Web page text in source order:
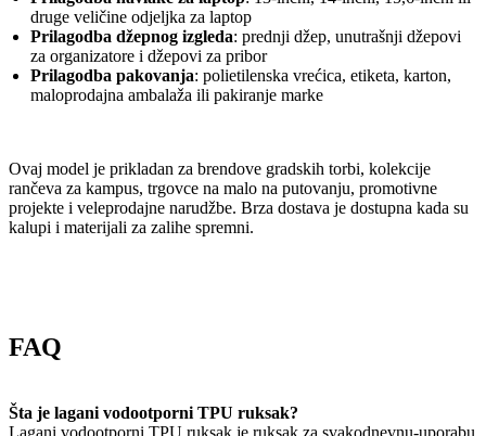
druge veličine odjeljka za laptop
Prilagodba džepnog izgleda: prednji džep, unutrašnji džepovi
za organizatore i džepovi za pribor
Prilagodba pakovanja: polietilenska vrećica, etiketa, karton,
maloprodajna ambalaža ili pakiranje marke
Ovaj model je prikladan za brendove gradskih torbi, kolekcije
rančeva za kampus, trgovce na malo na putovanju, promotivne
projekte i veleprodajne narudžbe. Brza dostava je dostupna kada su
kalupi i materijali za zalihe spremni.
FAQ
Šta je lagani vodootporni TPU ruksak?
Lagani vodootporni TPU ruksak je ruksak za svakodnevnu-uporabu